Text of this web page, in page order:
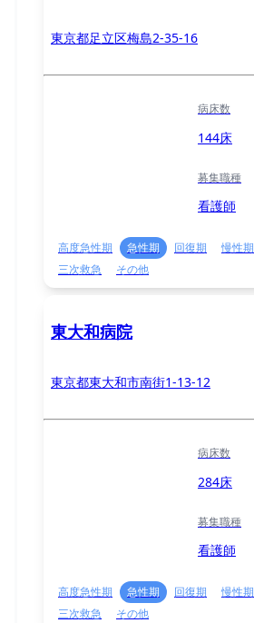
東京都足立区梅島2-35-16
病床数
144床
募集職種
看護師
高度急性期 急性期 回復期 慢性期
三次救急
その他
東大和病院
東京都東大和市南街1-13-12
病床数
284床
募集職種
看護師
高度急性期 急性期 回復期 慢性期
三次救急
その他